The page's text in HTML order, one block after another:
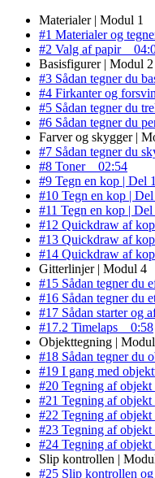
Materialer | Modul 1
#1 Materialer og
#2 Valg af papir
Basisfigurer | Modul 2
#3 Sådan tegner du
#4 Firkanter og
#5 Sådan tegner du
#6 Sådan tegner du
Farver og skygger |
#7 Sådan tegner du
#8 Toner
02:54
#9 Tegn en kop | Del 1
#10 Tegn en kop | Del
#11 Tegn en kop | Del
#12 Quickdraw af kop
#13 Quickdraw af
#14 Quickdraw af
Gitterlinjer | Modul 4
#15 Sådan tegner du
#16 Sådan tegner du
#17 Sådan starter og
#17.2 Timelaps
0:58
Objekttegning |
#18 Sådan tegner du
#19 I gang med
#20 Tegning af objekt
#21 Tegning af objekt
#22 Tegning af objekt
#23 Tegning af objekt
#24 Tegning af objekt
Slip kontrollen |
#25 Slip kontrollen